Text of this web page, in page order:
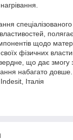
полягає
щодо
фізичних
що дає змогу
набагато довше.
Італія